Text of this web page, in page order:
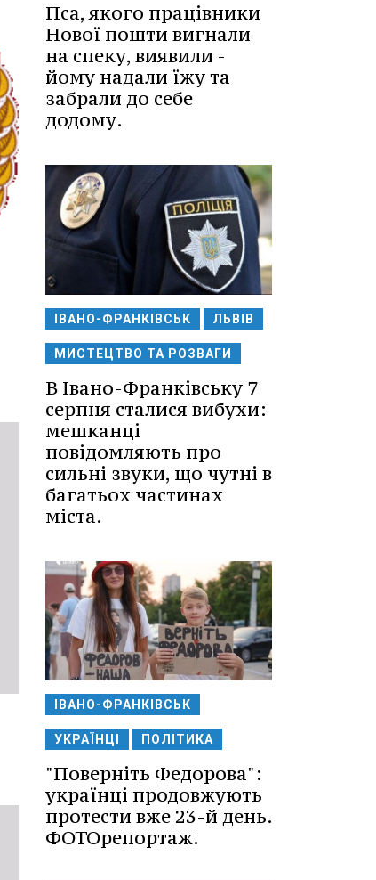
Пса, якого працівники
Нової пошти вигнали
на спеку, виявили -
йому надали їжу та
забрали до себе
додому.
ІВАНО-ФРАНКІВСЬК ЛЬВІВ
МИСТЕЦТВО ТА РОЗВАГИ
В Івано-Франківську 7
серпня сталися вибухи:
мешканці
повідомляють про
сильні звуки, що чутні в
багатьох частинах
міста.
ІВАНО-ФРАНКІВСЬК
УКРАЇНЦІ ПОЛІТИКА
"Поверніть Федорова":
українці продовжують
протести вже 23-й день.
ФОТОрепортаж.